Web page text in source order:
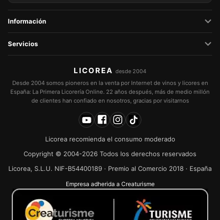
Información
Servicios
LICOREA desde 2004
Desde 2004 somos pioneros en la venta por Internet de vinos y licores en
España: La Primera Licorería Online. 22 años después, más de medio millón
de clientes han confiado en nosotros, gracias por visitarnos
Licorea recomienda el consumo moderado
Copyright © 2004-2026 Todos los derechos reservados
Licorea, S.L.U. NIF-B54400189 · Premio al Comercio 2018 · España
Empresa adherida a Creaturisme